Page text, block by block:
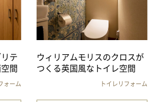
テ
間
ォーム
ウィリアムモリスのクロスが
つくる英国風なトイレ空間
トイレリフォーム